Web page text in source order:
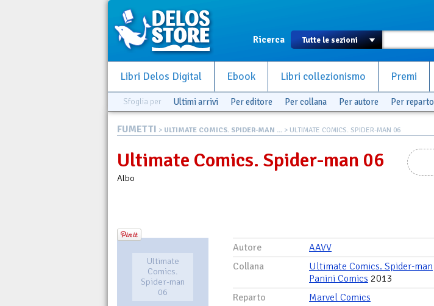
Ricerca
Libri Delos Digital Ebook Libri collezionismo Premi
Sfoglia per Ultimi arrivi Per editore Per collana Per autore Per reparto
FUMETTI > ULTIMATE COMICS. SPIDER-MAN ... > ULTIMATE COMICS. SPIDER-MAN 06
Ultimate Comics. Spider-man 06
Albo
Ultimate
Comics.
Spider-man
06
Autore
AAVV
Collana
Ultimate Comics. Spider-man
Panini Comics 2013
Reparto
Marvel Comics